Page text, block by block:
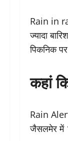
Rain in
ज्यादा
पिकनिक
कहां
Rain
जैसलमेर में